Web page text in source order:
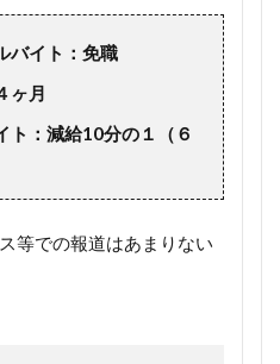
バイト：免職
ヶ月
ト：減給10分の１（６
等での報道はあまりない